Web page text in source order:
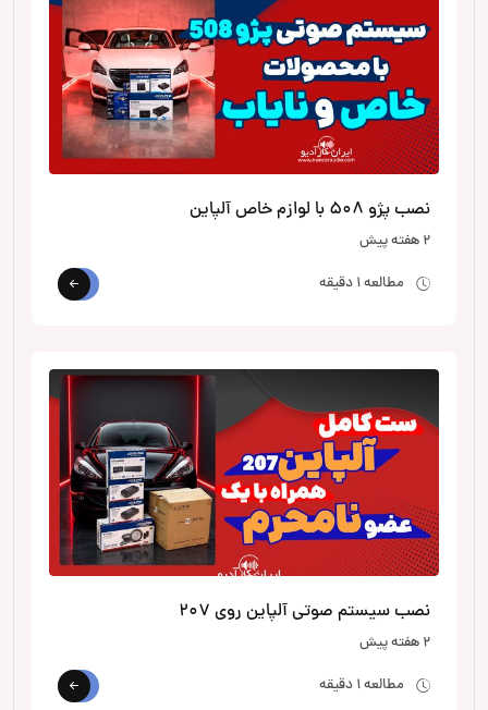
نصب پژو 508 با لوازم خاص آلپاین
2 هفته پیش
مطالعه 1 دقیقه
نصب سیستم صوتی آلپاین روی 207
2 هفته پیش
مطالعه 1 دقیقه